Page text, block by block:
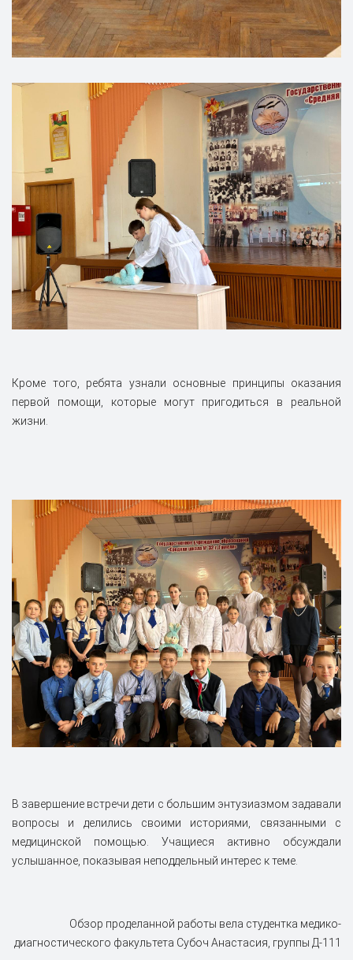
Кроме того, ребята узнали основные принципы оказания
первой помощи, которые могут пригодиться в реальной
жизни.
В завершение встречи дети с большим энтузиазмом задавали
вопросы и делились своими историями, связанными с
медицинской помощью. Учащиеся активно обсуждали
услышанное, показывая неподдельный интерес к теме.
Обзор проделанной работы вела студентка медико-
диагностического факультета Субоч Анастасия, группы Д-111